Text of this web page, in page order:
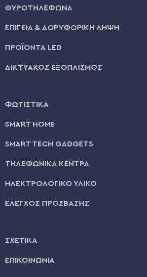
ΘΥΡΟΤΗΛΕΦΩΝΑ
ΕΠΙΓΕΙΑ & ΔΟΡΥΦΟΡΙΚΗ ΛΗΨΗ
ΠΡΟΪΟΝΤΑ LED
ΔΙΚΤΥΑΚΟΣ ΕΞΟΠΛΙΣΜΟΣ
ΦΩΤΙΣΤΙΚΑ
SMART HOME
SMART TECH GADGETS
ΤΗΛΕΦΩΝΙΚΑ ΚΕΝΤΡΑ
ΗΛΕΚΤΡΟΛΟΓΙΚΟ ΥΛΙΚΟ
ΕΛΕΓΧΟΣ ΠΡΟΣΒΑΣΗΣ
ΣΧΕΤΙΚΑ
ΕΠΙΚΟΙΝΩΝΙΑ